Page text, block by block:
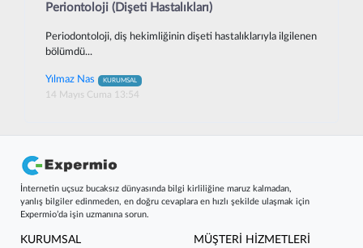
Periontoloji (Dişeti Hastalıkları)
Periodontoloji, diş hekimliğinin dişeti hastalıklarıyla ilgilenen
bölümdü...
Yılmaz Nas KURUMSAL
14 Mayıs Cuma 13:54
İnternetin uçsuz bucaksız dünyasında bilgi kirliliğine maruz kalmadan,
yanlış bilgiler edinmeden, en doğru cevaplara en hızlı şekilde ulaşmak için
Expermio’da işin uzmanına sorun.
KURUMSAL MÜŞTERİ HİZMETLERİ